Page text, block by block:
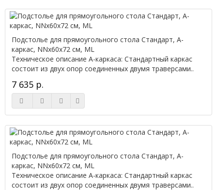
Подстолье для прямоугольного стола Стандарт, А-
каркас, NNx60х72 см, ML
Техническое описание А-каркаса: Стандартный каркас
состоит из двух опор соединенных двумя траверсами..
7 635 р.
Подстолье для прямоугольного стола Стандарт, А-
каркас, NNx60х72 см, ML
Техническое описание А-каркаса: Стандартный каркас
состоит из двух опор соединенных двумя траверсами..